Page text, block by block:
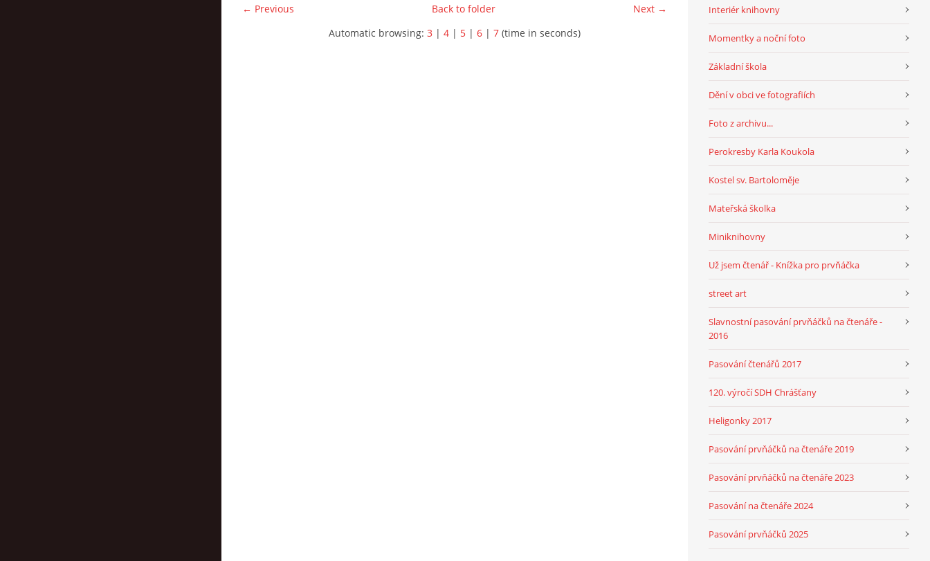
← Previous Next →
Back to folder
Automatic browsing: 3 | 4 | 5 | 6 | 7 (time in seconds)
Interiér knihovny
Momentky a noční foto
Základní škola
Dění v obci ve fotografiích
Foto z archivu...
Perokresby Karla Koukola
Kostel sv. Bartoloměje
Mateřská školka
Miniknihovny
Už jsem čtenář - Knížka pro prvňáčka
street art
Slavnostní pasování prvňáčků na čtenáře -
2016
Pasování čtenářů 2017
120. výročí SDH Chrášťany
Heligonky 2017
Pasování prvňáčků na čtenáře 2019
Pasování prvňáčků na čtenáře 2023
Pasování na čtenáře 2024
Pasování prvňáčků 2025